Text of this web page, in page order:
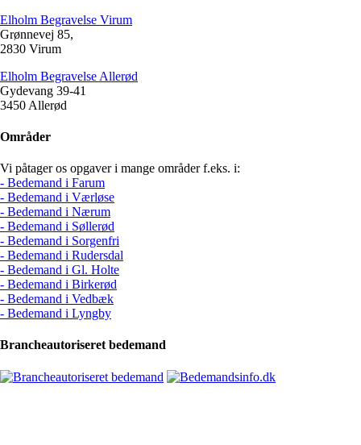
Elholm Begravelse Virum
Grønnevej 85,
2830 Virum
Elholm Begravelse Allerød
Gydevang 39-41
3450 Allerød
Områder
Vi påtager os opgaver i mange områder f.eks. i:
- Bedemand i Farum
- Bedemand i Værløse
- Bedemand i Nærum
- Bedemand i Søllerød
- Bedemand i Sorgenfri
- Bedemand i Rudersdal
- Bedemand i Gl. Holte
- Bedemand i Birkerød
- Bedemand i Vedbæk
- Bedemand i Lyngby
Brancheautoriseret bedemand